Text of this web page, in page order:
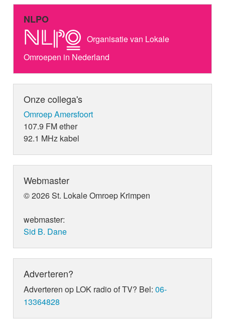
NLPO
Organisatie van Lokale
Omroepen in Nederland
Onze collega's
Omroep Amersfoort
107.9 FM ether
92.1 MHz kabel
Webmaster
© 2026 St. Lokale Omroep Krimpen
webmaster:
Sid B. Dane
Adverteren?
Adverteren op LOK radio of TV? Bel:06-
13364828